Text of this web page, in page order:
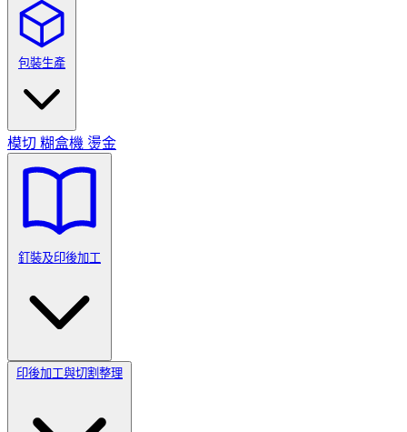
包裝生產
模切 糊盒機 燙金
釘裝及印後加工
印後加工與切割整理